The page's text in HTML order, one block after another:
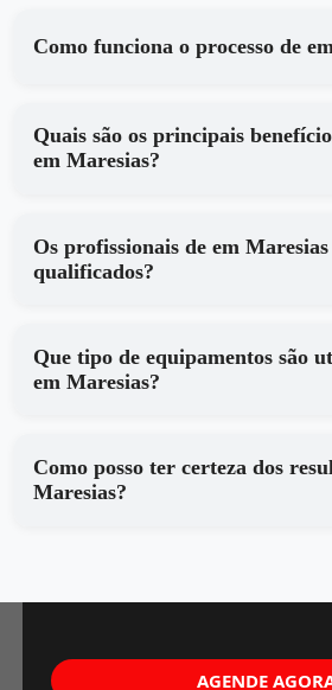
Como
Quais são os principais
em Maresias?
Os profissionais de em Maresias são
qualificados?
Que tipo de equipamentos são
em Maresias?
Como posso ter certeza dos
Maresias?
AGENDE